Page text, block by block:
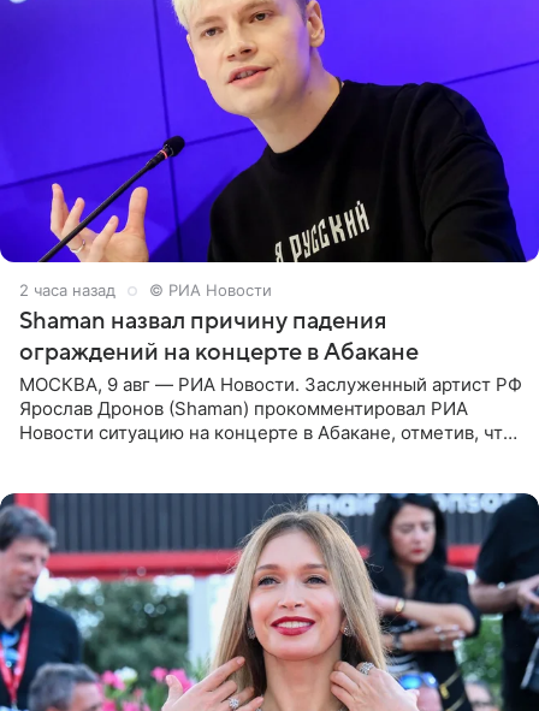
2 часа назад © РИА Новости
Shaman назвал причину падения
ограждений на концерте в Абакане
МОСКВА, 9 авг — РИА Новости. Заслуженный артист РФ
Ярослав Дронов (Shaman) прокомментировал РИА
Новости ситуацию на концерте в Абакане, отметив, что